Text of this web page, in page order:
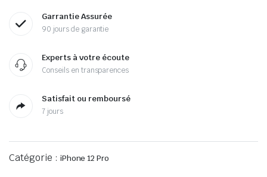
Garrantie Assurée
90 jours de garantie
Experts à votre écoute
Conseils en transparences
Satisfait ou remboursé
7 jours
Catégorie : iPhone 12 Pro